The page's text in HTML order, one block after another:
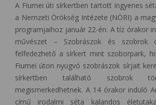
A Fiumei úti sírkertben tartott ingyenes
a Nemzeti Örökség Intézete (NÖRI) a
programjaihoz január 22-én. A tíz órakor
művészet – Szobrászok és szobrok
felfedezhető a sírkert mint szoborpark,
Fiumei úton nyugvó szobrászok sírjait
sírkertben található szobrok
megismerkedhetnek. A 14 órakor induló
című irodalmi séta kalandos